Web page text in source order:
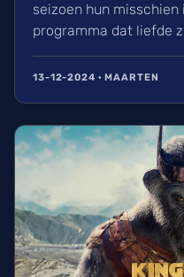
seizoen hun
programma dat liefde
meer gefocust om
uitlachtelevisie?
13-12-2024 · MAARTEN